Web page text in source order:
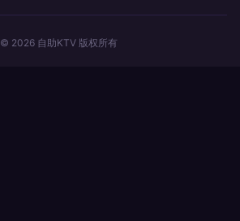
© 2026 自助KTV 版权所有